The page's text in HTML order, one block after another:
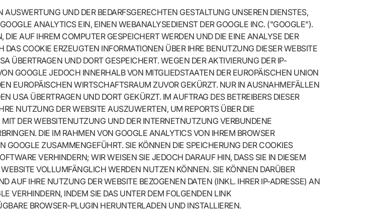
UND DER BEDARFSGERECHTEN GESTALTUNG UNSEREN DIENSTES,
ANALYTICS EIN, EINEN WEBANALYSEDIENST DER GOOGLE INC. ("GOOGLE").
AUF IHREM COMPUTER GESPEICHERT WERDEN UND DIE EINE ANALYSE DER
COOKIE ERZEUGTEN INFORMATIONEN ÜBER IHRE BENUTZUNG DIESER WEBSITE
ÜBERTRAGEN UND DORT GESPEICHERT. WEGEN DER AKTIVIERUNG DER IP-
GOOGLE JEDOCH INNERHALB VON MITGLIEDSTAATEN DER EUROPÄISCHEN UNION
EUROPÄISCHEN WIRTSCHAFTSRAUM ZUVOR GEKÜRZT. NUR IN AUSNAHMEFÄLLEN
USA ÜBERTRAGEN UND DORT GEKÜRZT. IM AUFTRAG DES BETREIBERS DIESER
NUTZUNG DER WEBSITE AUSZUWERTEN, UM REPORTS ÜBER DIE
DER WEBSITENUTZUNG UND DER INTERNETNUTZUNG VERBUNDENE
DIE IM RAHMEN VON GOOGLE ANALYTICS VON IHREM BROWSER
GOOGLE ZUSAMMENGEFÜHRT. SIE KÖNNEN DIE SPEICHERUNG DER COOKIES
VERHINDERN; WIR WEISEN SIE JEDOCH DARAUF HIN, DASS SIE IN DIESEM
VOLLUMFÄNGLICH WERDEN NUTZEN KÖNNEN. SIE KÖNNEN DARÜBER
AUF IHRE NUTZUNG DER WEBSITE BEZOGENEN DATEN (INKL. IHRER IP-ADRESSE) AN
VERHINDERN, INDEM SIE DAS UNTER DEM FOLGENDEN LINK
BROWSER-PLUGIN HERUNTERLADEN UND INSTALLIEREN.